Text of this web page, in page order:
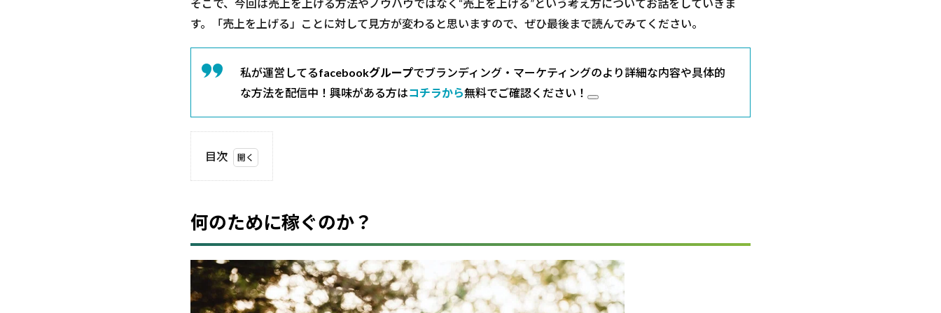
そこで、今回は売上を上げる方法やノウハウではなく“売上を上げる”という考え方についてお話をしていきま
す。「売上を上げる」ことに対して見方が変わると思いますので、ぜひ最後まで読んでみてください。
私が運営してるfacebookグループでブランディング・マーケティングのより詳細な内容や具体的
な方法を配信中！興味がある方はコチラから無料でご確認ください！
目次
に稼
1.1
目標
は何
何のために稼ぐのか？